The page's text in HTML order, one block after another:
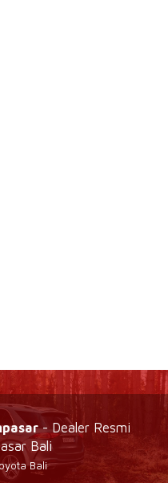
- Dealer Resmi
Bali
Bali